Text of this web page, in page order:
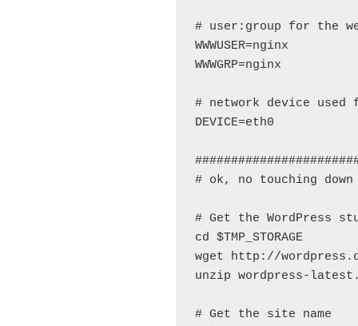
# user:group for the
WWWUSER=nginx
WWWGRP=nginx
# network device
DEVICE=eth0
# ok, no touching
# Get the
cd $TMP_STORAGE
wget http://
unzip wordpress-
# Get the site name